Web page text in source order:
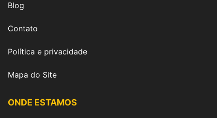
Blog
Contato
Política e privacidade
Mapa do Site
ONDE ESTAMOS